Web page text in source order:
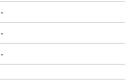
-
-
-